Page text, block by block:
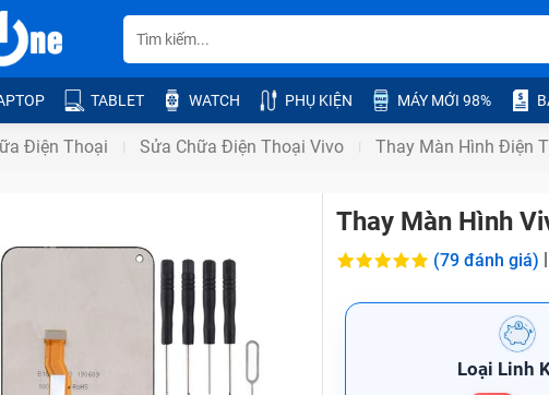
TABLET WATCH PHỤ KIỆN MÁY MỚI 98%
Điện Thoại Sửa Chữa Điện Thoại Vivo Thay Màn Hình Điện
Thay Màn Hình
(79 đánh giá) |
Loại Linh